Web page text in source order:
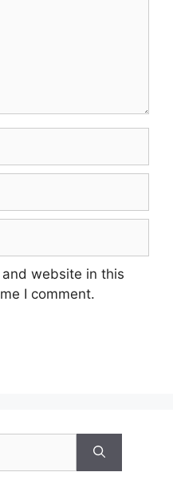
website in this
I comment.